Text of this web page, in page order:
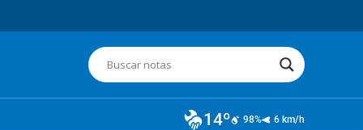
14º 98% 6 km/h